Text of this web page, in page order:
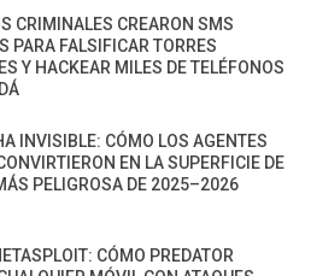
CRIMINALES CREARON SMS
PARA FALSIFICAR TORRES
Y HACKEAR MILES DE TELÉFONOS
INVISIBLE: CÓMO LOS AGENTES
EN LA SUPERFICIE DE
PELIGROSA DE 2025–2026
CÓMO PREDATOR